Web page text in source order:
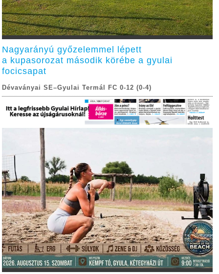
Nagyarányú győzelemmel lépett
a kupasorozat második körébe a gyulai
focicsapat
Dévaványai SE–Gyulai Termál FC 0-12 (0-4)